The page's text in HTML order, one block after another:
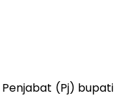
Penjabat (Pj) bupati